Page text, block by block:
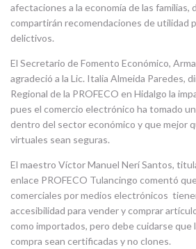
afectaciones a la economía de las familias,
compartirán recomendaciones de utilidad
delictivos.
El Secretario de Fomento Económico,
agradeció a la Lic. Italia Almeida Paredes,
Regional de la PROFECO en Hidalgo la
pues el comercio electrónico ha tomado
dentro del sector económico y que mejor
virtuales sean seguras.
El maestro Víctor Manuel Nerí Santos,
enlace PROFECO Tulancingo comentó
comerciales por medios electrónicos
accesibilidad para vender y comprar
como importados, pero debe cuidarse que
compra sean certificadas y no clones.